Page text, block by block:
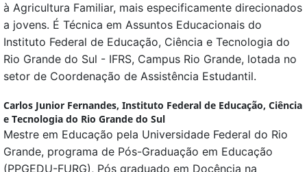
à Agricultura Familiar, mais especificamente direcionados
a jovens. É Técnica em Assuntos Educacionais do
Instituto Federal de Educação, Ciência e Tecnologia do
Rio Grande do Sul - IFRS, Campus Rio Grande, lotada no
setor de Coordenação de Assistência Estudantil.
Carlos Junior Fernandes, Instituto Federal de Educação, Ciência
e Tecnologia do Rio Grande do Sul
Mestre em Educação pela Universidade Federal do Rio
Grande, programa de Pós-Graduação em Educação
(PPGEDU-FURG), Pós graduado em Docência na